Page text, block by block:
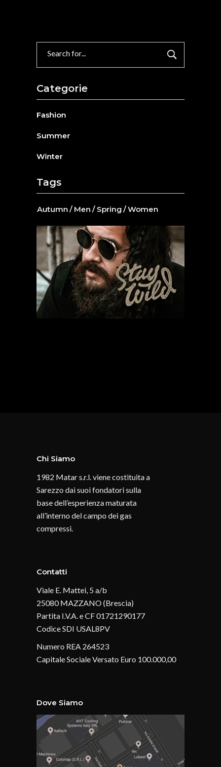
Categorie
Fashion
Summer
Winter
Tags
Autumn Men Spring Women
Chi Siamo
1982 Matar s.r.l. viene costituita a
Sarezzo dai suoi fondatori sulla
base dell’esperienza maturata
all’interno del campo dei gas
compressi.
Contatti
Viale E. Mattei, 5 a/b
25080 MAZZANO (Brescia)
Partita I.V.A. e CF 01721290177
Codice SDI USAL8PV
Numero REA 264523
Capitale Sociale Versato Euro 100.000,00
Dove Siamo